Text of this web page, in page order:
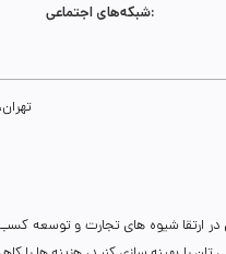
شبکه‌های اجتماعی:
تهران،
ارتقا شیوه های تجارت و توسعه